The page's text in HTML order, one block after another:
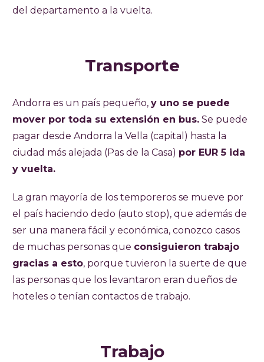
del departamento a la vuelta.
Transporte
Andorra es un país pequeño, y uno se puede
mover por toda su extensión en bus. Se puede
pagar desde Andorra la Vella (capital) hasta la
ciudad más alejada (Pas de la Casa) por EUR 5 ida
y vuelta.
La gran mayoría de los temporeros se mueve por
el país haciendo dedo (auto stop), que además de
ser una manera fácil y económica, conozco casos
de muchas personas que consiguieron trabajo
gracias a esto, porque tuvieron la suerte de que
las personas que los levantaron eran dueños de
hoteles o tenían contactos de trabajo.
Trabajo